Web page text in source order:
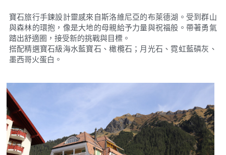
寶石旅行手鍊設計靈感來自斯洛維尼亞的布萊德湖。受到群山
與森林的環抱，像是大地的母親給予力量與祝福般。帶著勇氣
踏出舒適圈，接受新的挑戰與目標。
搭配精選寶石級海水藍寶石、橄欖石；月光石、霓虹藍磷灰、
墨西哥火蛋白。